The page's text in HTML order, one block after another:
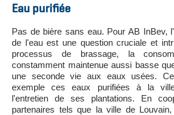
Eau purifiée
Pas de bière sans eau. Pour AB InBev,
de l'eau est une question cruciale et
processus de brassage, la
constamment maintenue aussi basse
une seconde vie aux eaux usées.
exemple ces eaux purifiées à la
l'entretien de ses plantations. En
partenaires tels que la ville de